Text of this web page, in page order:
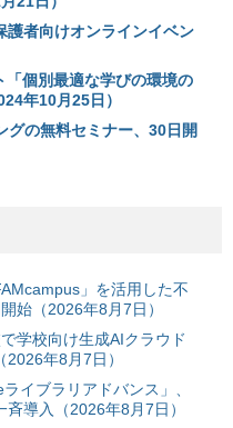
護者向けオンラインイベン
個別最適な学びの環境の
年10月25日）
グの無料セミナー、30日開
」を活用した不
始（2026年8月7日）
学校向け生成AIクラウド
2026年8月7日）
イブラリアドバンス」、
導入（2026年8月7日）